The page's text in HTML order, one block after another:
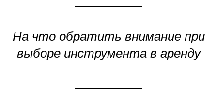
На что обратить внимание при
выборе инструмента в аренду